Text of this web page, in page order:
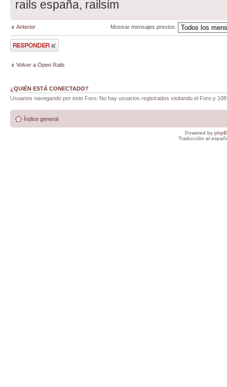
rails españa, railsim
Anterior Mostrar mensajes previos:
Publicar una
respuesta
Volver a Open Rails
¿QUIÉN ESTÁ CONECTADO?
Usuarios navegando por este Foro: No hay usuarios registrados visitando el Foro y
Índice general
Powered by
Traducción al